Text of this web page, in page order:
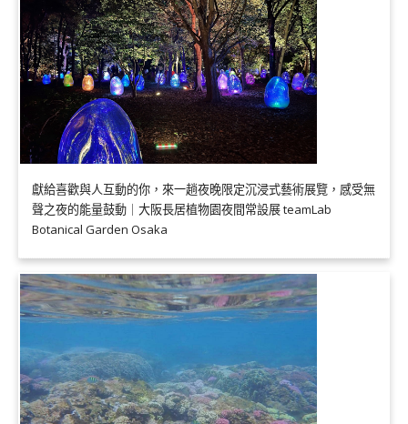
獻給喜歡與人互動的你，來一趟夜晚限定沉浸式藝術展覽，感受無
聲之夜的能量鼓動｜大阪長居植物園夜間常設展 teamLab
Botanical Garden Osaka